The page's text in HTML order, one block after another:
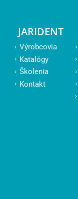
JARIDENT
Výrobcovia
Katalógy
Školenia
Kontakt